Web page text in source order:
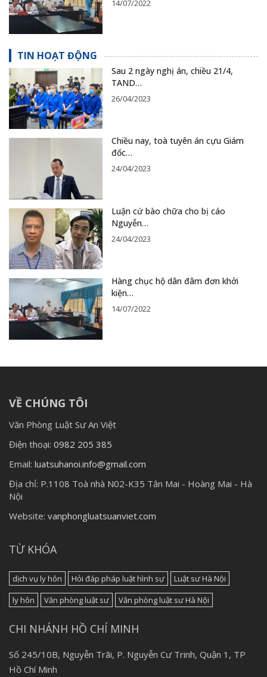
14/07/2022
TIN HOẠT ĐỘNG
Sau 2 ngày nghị án, chiều 21/4,
TAND…
26/04/2023
Chiều nay, toà tuyên án cựu Giám
đốc…
24/04/2023
Luận cứ bào chữa cho bị cáo
Nguyễn…
24/04/2023
Hàng chục hộ dân đâm đơn khởi
kiện…
14/07/2022
VỀ CHÚNG TÔI
Văn Phòng Luật Sư An Việt
Điện thoại: 0982 205 385
Email: luatsuhanoi.info@gmail.com
Địa chỉ: P.1108 Toà nhà N02-K35 Tân Mai - Hoàng Mai - Hà
Nội
Website: vanphongluatsuanviet.com
TỪ KHÓA
dịch vụ ly hôn Hỏi đáp pháp luật hình sự
Luật sư Hà Nội
ly hôn
Văn phòng luật sư Văn phòng luật sư Hà Nội
CHI NHÁNH HỒ CHÍ MINH
Số 245/10B, Nguyễn Trãi, P. Nguyễn Cư Trinh, Quận 1, TP
Hồ Chí Minh